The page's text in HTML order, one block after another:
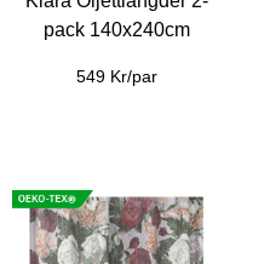
pack 140x240cm
549 Kr/par